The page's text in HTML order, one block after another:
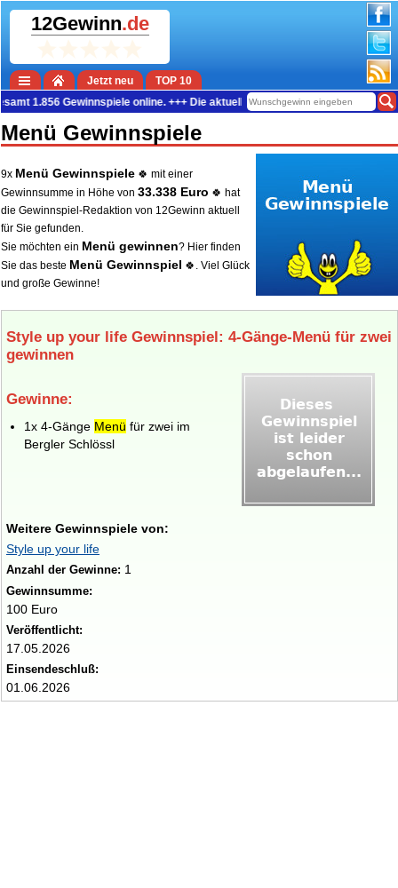
12Gewinn.de
Jetzt neu
TOP 10
Gewinnspiele online. +++ Die aktuelle Gewinn-Summe beträgt
Menü Gewinnspiele
9x Menü Gewinnspiele 🍀 mit einer
Gewinnsumme in Höhe von 33.338 Euro 🍀 hat
die Gewinnspiel-Redaktion von 12Gewinn aktuell
für Sie gefunden.
Sie möchten ein Menü gewinnen? Hier finden
Sie das beste Menü Gewinnspiel 🍀. Viel Glück
und große Gewinne!
Style up your life Gewinnspiel: 4‑Gänge‑Menü für zwei
gewinnen
Gewinne:
1x 4‑Gänge Menü für zwei im
Bergler Schlössl
Weitere Gewinnspiele von:
Style up your life
Anzahl der Gewinne: 1
Gewinnsumme:
100 Euro
Veröffentlicht:
17.05.2026
Einsendeschluß:
01.06.2026